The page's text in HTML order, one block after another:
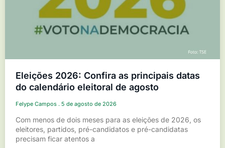
Eleições 2026: Confira as principais datas
do calendário eleitoral de agosto
Felype Campos 5 de agosto de 2026
Com menos de dois meses para as eleições de 2026, os
eleitores, partidos, pré-candidatos e pré-candidatas
precisam ficar atentos a